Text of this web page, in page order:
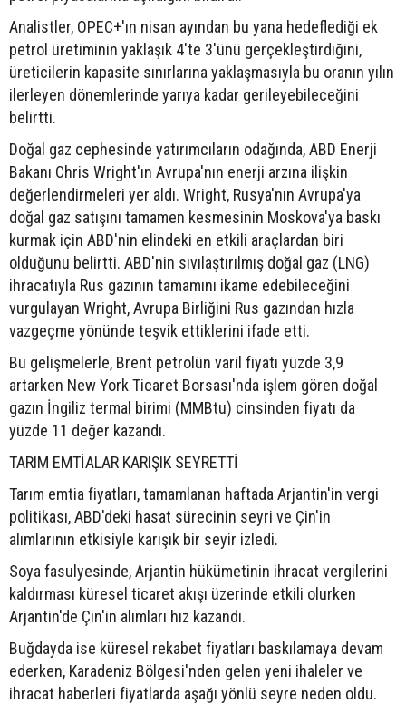
Analistler, OPEC+'ın nisan ayından bu yana hedeflediği ek
petrol üretiminin yaklaşık 4'te 3'ünü gerçekleştirdiğini,
üreticilerin kapasite sınırlarına yaklaşmasıyla bu oranın yılın
ilerleyen dönemlerinde yarıya kadar gerileyebileceğini
belirtti.
Doğal gaz cephesinde yatırımcıların odağında, ABD Enerji
Bakanı Chris Wright'ın Avrupa'nın enerji arzına ilişkin
değerlendirmeleri yer aldı. Wright, Rusya'nın Avrupa'ya
doğal gaz satışını tamamen kesmesinin Moskova'ya baskı
kurmak için ABD'nin elindeki en etkili araçlardan biri
olduğunu belirtti. ABD'nin sıvılaştırılmış doğal gaz (LNG)
ihracatıyla Rus gazının tamamını ikame edebileceğini
vurgulayan Wright, Avrupa Birliğini Rus gazından hızla
vazgeçme yönünde teşvik ettiklerini ifade etti.
Bu gelişmelerle, Brent petrolün varil fiyatı yüzde 3,9
artarken New York Ticaret Borsası'nda işlem gören doğal
gazın İngiliz termal birimi (MMBtu) cinsinden fiyatı da
yüzde 11 değer kazandı.
TARIM EMTİALAR KARIŞIK SEYRETTİ
Tarım emtia fiyatları, tamamlanan haftada Arjantin'in vergi
politikası, ABD'deki hasat sürecinin seyri ve Çin'in
alımlarının etkisiyle karışık bir seyir izledi.
Soya fasulyesinde, Arjantin hükümetinin ihracat vergilerini
kaldırması küresel ticaret akışı üzerinde etkili olurken
Arjantin'de Çin'in alımları hız kazandı.
Buğdayda ise küresel rekabet fiyatları baskılamaya devam
ederken, Karadeniz Bölgesi'nden gelen yeni ihaleler ve
ihracat haberleri fiyatlarda aşağı yönlü seyre neden oldu.